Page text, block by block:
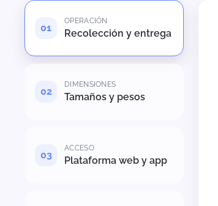
OPERACIÓN
Recolección y entrega
DIMENSIONES
Tamaños y pesos
ACCESO
Plataforma web y app